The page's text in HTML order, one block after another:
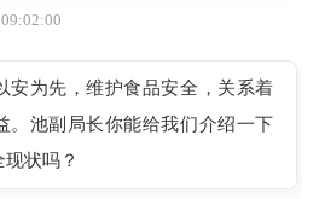
安为先，维护食品安全，关系着
。池副局长你能给我们介绍一下
状吗？